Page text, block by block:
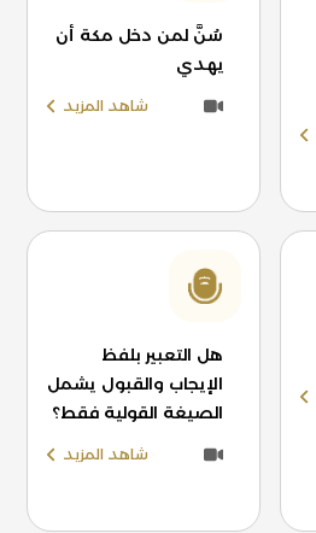
سُنَّ لمن دخل مكة أن
يهدي
شاهد المزيد
هل التعبير بلفظ
الإيجاب والقبول يشمل
الصيغة القولية فقط؟
شاهد المزيد